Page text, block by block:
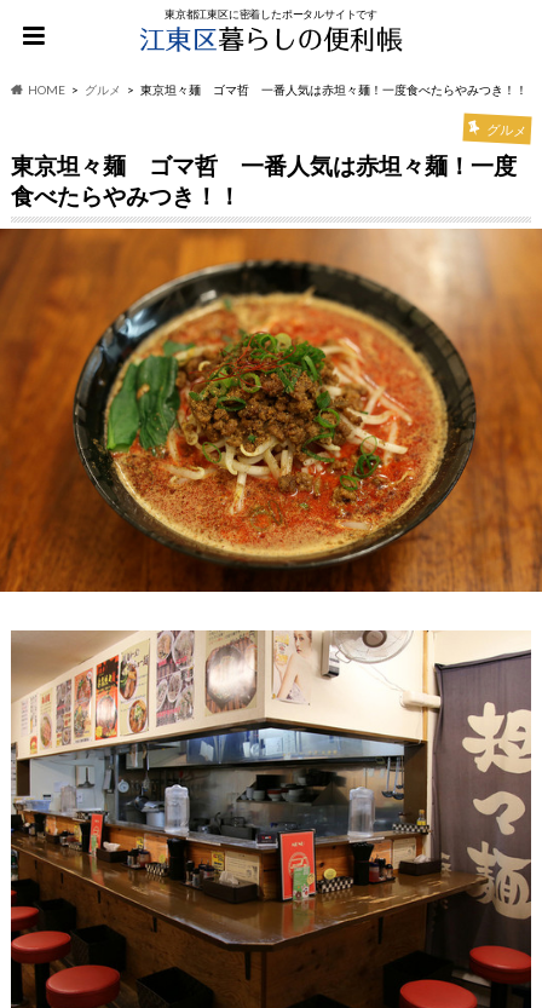
東京都江東区に密着したポータルサイトです
HOME グルメ 東京坦々麺 ゴマ哲 一番人気は赤坦々麺！一度食べたらやみつき！！
グルメ
東京坦々麺 ゴマ哲 一番人気は赤坦々麺！一度
食べたらやみつき！！